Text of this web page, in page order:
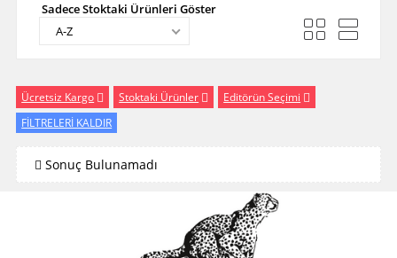
Sadece Stoktaki Ürünleri Göster
A-Z
Ücretsiz Kargo Stoktaki Ürünler
Editörün Seçimi
FİLTRELERİ KALDIR
Sonuç Bulunamadı